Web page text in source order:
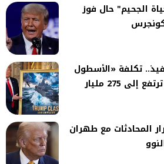
الجحيم" حال فوز
تكلفة «الأسطول
الذهبي» لـترامب ترتفع إلى 275 مليار
المحادثات مع طهران